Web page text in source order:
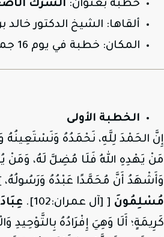
خطبة بعنوان: الشِّرْكُ
ألقاها: الشيخ الدكتور
المكان: خطبة في يوم 16 جمادي الثاني 1442هـ في مسجد السعدي بالجهرا.
الخطبة الأولى
إِنَّ الحَمْدَ لِلَّهِ، نَحْمَدُهُ وَنَسْتَعِينُهُ
مَنْ يَهْدِهِ اللهُ فَلَا مُضِلَّ لَهُ، وَمَنْ
وَأَشْهَدُ أَنَّ مُحَمَّدًا عَبْدُهُ وَرَسُولُهُ، ]
مُسْلِمُونَ [ [آل عمران:102]. عِبَادَ
كَرِيمَةٍ؛ أَلَا وَهِيَ إِفْرَادُهُ بِالتَّوْحِيدِ